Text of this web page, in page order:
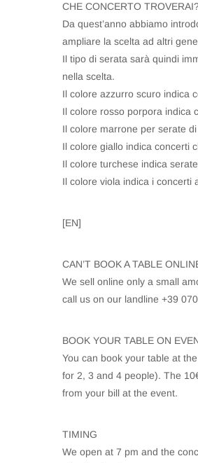
CHE CONCERTO
Da quest’anno abbiamo
ampliare la scelta ad altri
Il tipo di serata sarà quindi
nella scelta.
Il colore azzurro scuro indica
Il colore rosso porpora indica
Il colore marrone per serate
Il colore giallo indica concerti
Il colore turchese indica
Il colore viola indica i concerti
[EN]
CAN’T BOOK A TABLE
We sell online only a small
call us on our landline +39
BOOK YOUR TABLE ON
You can book your table at
for 2, 3 and 4 people). The
from your bill at the event.
TIMING
We open at 7 pm and the